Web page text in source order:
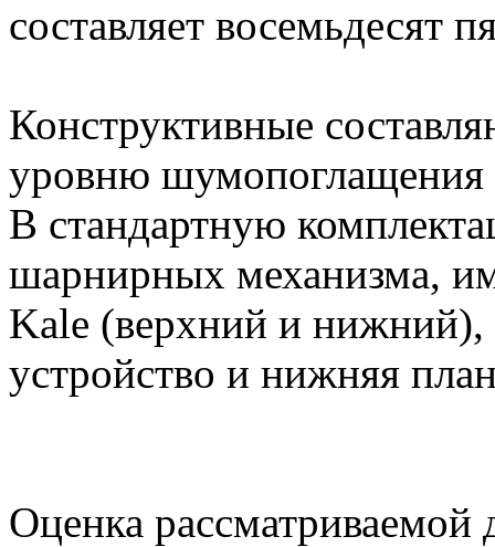
составляет восемьдесят
Конструктивные
уровню шумопоглащения
В стандартную
шарнирных механизма,
Kale (верхний и нижний),
устройство и нижняя
Оценка рассматриваемой